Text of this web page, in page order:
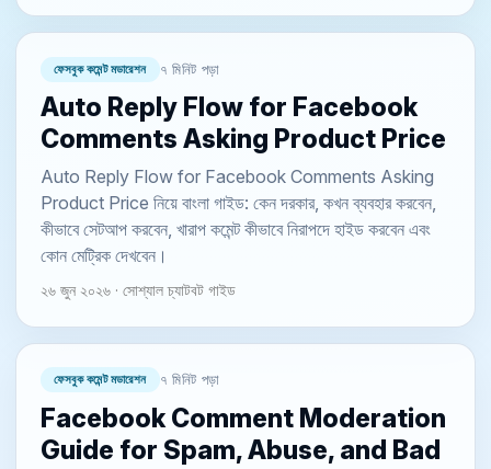
ফেসবুক কমেন্ট মডারেশন ৭ মিনিট পড়া
Auto Reply Flow for Facebook
Comments Asking Product Price
Auto Reply Flow for Facebook Comments Asking
Product Price নিয়ে বাংলা গাইড: কেন দরকার, কখন ব্যবহার করবেন,
কীভাবে সেটআপ করবেন, খারাপ কমেন্ট কীভাবে নিরাপদে হাইড করবেন এবং
কোন মেট্রিক দেখবেন।
২৬ জুন ২০২৬ · সোশ্যাল চ্যাটবট গাইড
ফেসবুক কমেন্ট মডারেশন ৭ মিনিট পড়া
Facebook Comment Moderation
Guide for Spam, Abuse, and Bad